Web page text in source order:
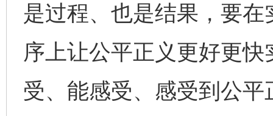
是过程、也是结果，要
序上让公平正义更好更
受、能感受、感受到公